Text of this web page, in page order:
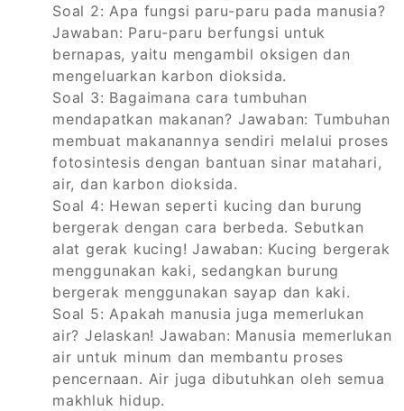
Soal 2: Apa fungsi paru-paru pada manusia?
Jawaban: Paru-paru berfungsi untuk
bernapas, yaitu mengambil oksigen dan
mengeluarkan karbon dioksida.
Soal 3: Bagaimana cara tumbuhan
mendapatkan makanan? Jawaban: Tumbuhan
membuat makanannya sendiri melalui proses
fotosintesis dengan bantuan sinar matahari,
air, dan karbon dioksida.
Soal 4: Hewan seperti kucing dan burung
bergerak dengan cara berbeda. Sebutkan
alat gerak kucing! Jawaban: Kucing bergerak
menggunakan kaki, sedangkan burung
bergerak menggunakan sayap dan kaki.
Soal 5: Apakah manusia juga memerlukan
air? Jelaskan! Jawaban: Manusia memerlukan
air untuk minum dan membantu proses
pencernaan. Air juga dibutuhkan oleh semua
makhluk hidup.